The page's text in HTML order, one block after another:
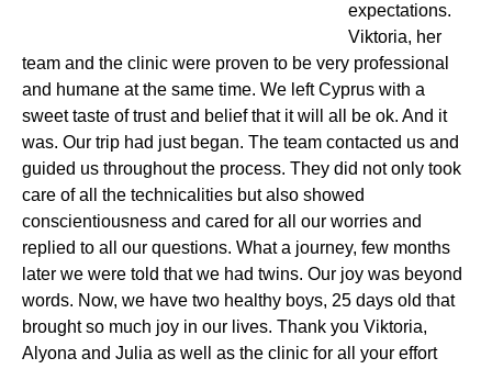
expectations.
Viktoria, her
team and the clinic were proven to be very professional
and humane at the same time. We left Cyprus with a
sweet taste of trust and belief that it will all be ok. And it
was. Our trip had just began. The team contacted us and
guided us throughout the process. They did not only took
care of all the technicalities but also showed
conscientiousness and cared for all our worries and
replied to all our questions. What a journey, few months
later we were told that we had twins. Our joy was beyond
words. Now, we have two healthy boys, 25 days old that
brought so much joy in our lives. Thank you Viktoria,
Alyona and Julia as well as the clinic for all your effort